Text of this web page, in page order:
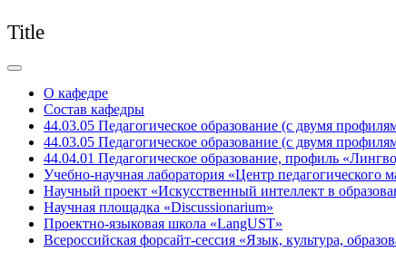
Title
О кафедре
Состав кафедры
44.03.05 Педагогическое образование (с двумя
44.03.05 Педагогическое образование (с двумя
44.04.01 Педагогическое образование, профиль
Учебно-научная лаборатория «Центр педагогического
Научный проект «Искусственный интеллект в
Научная площадка «Discussionarium»
Проектно-языковая школа «LangUST»
Всероссийская форсайт-сессия «Язык, культура,